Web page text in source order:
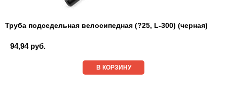
Труба подседельная велосипедная (?25, L-300) (черная)
94,94 руб.
В КОРЗИНУ